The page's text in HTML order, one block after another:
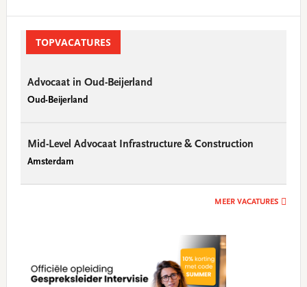
SidebarTOPVACATURES
Advocaat in Oud-Beijerland
Oud-Beijerland
Mid-Level Advocaat Infrastructure & Construction
Amsterdam
MEER VACATURES